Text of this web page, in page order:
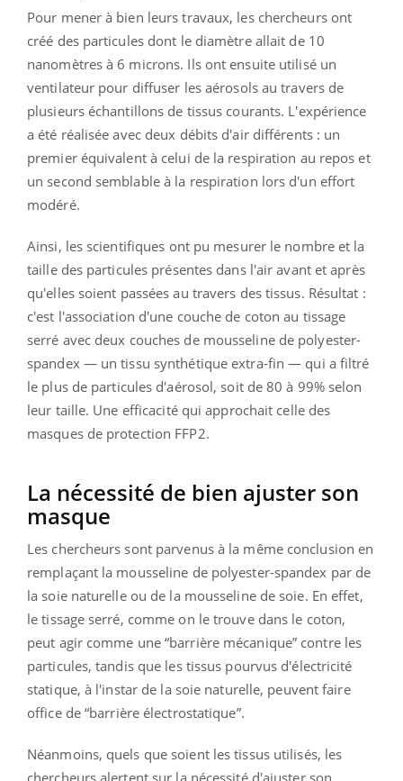
Pour mener à bien leurs travaux, les chercheurs ont
créé des particules dont le diamètre allait de 10
nanomètres à 6 microns. Ils ont ensuite utilisé un
ventilateur pour diffuser les aérosols au travers de
plusieurs échantillons de tissus courants. L'expérience
a été réalisée avec deux débits d'air différents : un
premier équivalent à celui de la respiration au repos et
un second semblable à la respiration lors d'un effort
modéré.
Ainsi, les scientifiques ont pu mesurer le nombre et la
taille des particules présentes dans l'air avant et après
qu'elles soient passées au travers des tissus. Résultat :
c'est l'association d'une couche de coton au tissage
serré avec deux couches de mousseline de polyester-
spandex — un tissu synthétique extra-fin — qui a filtré
le plus de particules d'aérosol, soit de 80 à 99% selon
leur taille. Une efficacité qui approchait celle des
masques de protection FFP2.
La nécessité de bien ajuster son
masque
Les chercheurs sont parvenus à la même conclusion en
remplaçant la mousseline de polyester-spandex par de
la soie naturelle ou de la mousseline de soie. En effet,
le tissage serré, comme on le trouve dans le coton,
peut agir comme une “barrière mécanique” contre les
particules, tandis que les tissus pourvus d'électricité
statique, à l'instar de la soie naturelle, peuvent faire
office de “barrière électrostatique”.
Néanmoins, quels que soient les tissus utilisés, les
chercheurs alertent sur la nécessité d'ajuster son